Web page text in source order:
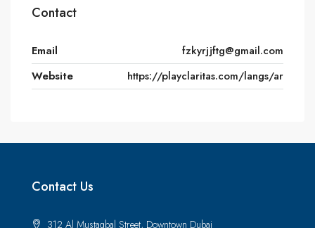
Contact
Email
fzkyrjjftg@gmail.com
Website
https://playclaritas.com/langs/ar
Contact Us
312 Al Mustaqbal Street, Downtown Dubai